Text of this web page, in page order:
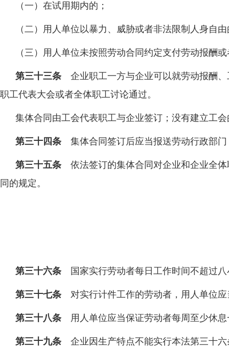
（一）在试用期内的；
（二）用人单位以暴力、威胁或者非法限制人身自
（三）用人单位未按照劳动合同约定支付劳动报酬
第三十三条 企业职工一方与企业可以就劳动报酬
职工代表大会或者全体职工讨论通过。
集体合同由工会代表职工与企业签订；没有建立工
第三十四条 集体合同签订后应当报送劳动行政部
第三十五条 依法签订的集体合同对企业和企业全
同的规定。
第三十六条 国家实行劳动者每日工作时间不超过
第三十七条 对实行计件工作的劳动者，用人单位
第三十八条 用人单位应当保证劳动者每周至少休息
第三十九条 企业因生产特点不能实行本法第三十